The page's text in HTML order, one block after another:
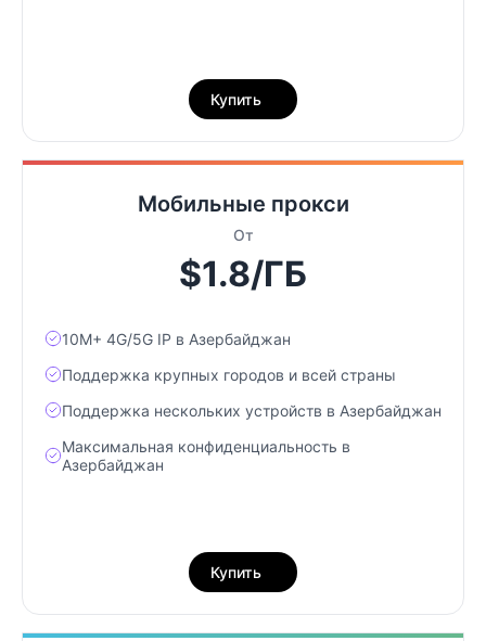
Купить
Мобильные прокси
От
$1.8/ГБ
10М+ 4G/5G IP в Азербайджан
Поддержка крупных городов и всей страны
Поддержка нескольких устройств в Азербайджан
Максимальная конфиденциальность в
Азербайджан
Купить